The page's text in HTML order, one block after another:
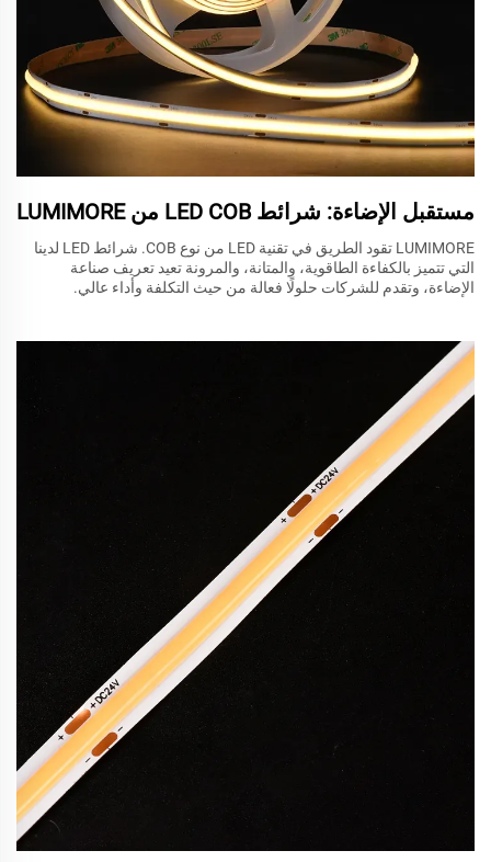
مستقبل الإضاءة: شرائط LED COB من LUMIMORE
LUMIMORE تقود الطريق في تقنية LED من نوع COB. شرائط LED لدينا
التي تتميز بالكفاءة الطاقوية، والمتانة، والمرونة تعيد تعريف صناعة
الإضاءة، وتقدم للشركات حلولًا فعالة من حيث التكلفة وأداء عالي.